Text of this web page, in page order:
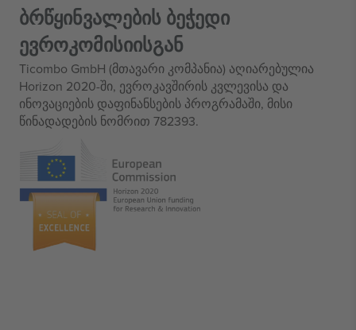
ბრწყინვალების ბეჭედი
ევროკომისიისგან
Ticombo GmbH (მთავარი კომპანია) აღიარებულია
Horizon 2020-ში, ევროკავშირის კვლევისა და
ინოვაციების დაფინანსების პროგრამაში, მისი
წინადადების ნომრით 782393.